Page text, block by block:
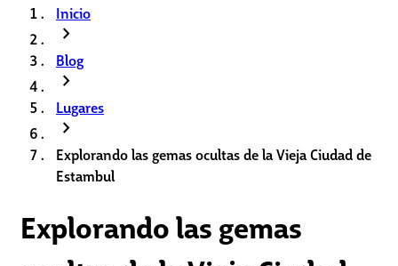
Inicio
chevron_right
Blog
chevron_right
Lugares
chevron_right
Explorando las gemas ocultas de la Vieja Ciudad de
Estambul
Explorando las gemas